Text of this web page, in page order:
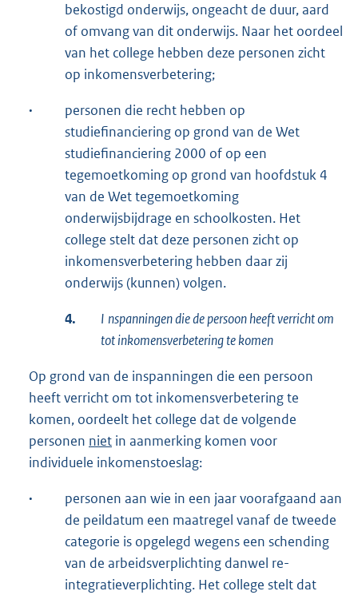
bekostigd onderwijs, ongeacht de duur, aard
of omvang van dit onderwijs. Naar het oordeel
van het college hebben deze personen zicht
op inkomensverbetering;
·
personen die recht hebben op
studiefinanciering op grond van de Wet
studiefinanciering 2000 of op een
tegemoetkoming op grond van hoofdstuk 4
van de Wet tegemoetkoming
onderwijsbijdrage en schoolkosten. Het
college stelt dat deze personen zicht op
inkomensverbetering hebben daar zij
onderwijs (kunnen) volgen.
4. I nspanningen die de persoon heeft verricht om
tot inkomensverbetering te komen
Op grond van de inspanningen die een persoon
heeft verricht om tot inkomensverbetering te
komen, oordeelt het college dat de volgende
personen niet in aanmerking komen voor
individuele inkomenstoeslag:
·
personen aan wie in een jaar voorafgaand aan
de peildatum een maatregel vanaf de tweede
categorie is opgelegd wegens een schending
van de arbeidsverplichting danwel re-
integratieverplichting. Het college stelt dat